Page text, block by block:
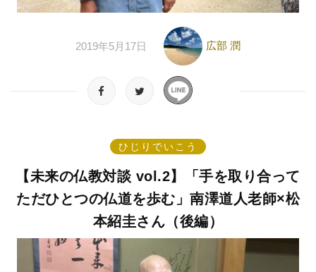
2019年5月17日 広部 潤
ひじりでいこう
【未来の仏教対談 vol.2】「手を取り合って
ただひとつの仏道を歩む」南澤道人老師×松
本紹圭さん（後編）